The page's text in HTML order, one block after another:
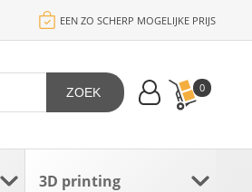
EEN ZO SCHERP MOGELIJKE PRIJS
0
ZOEK
3D printing